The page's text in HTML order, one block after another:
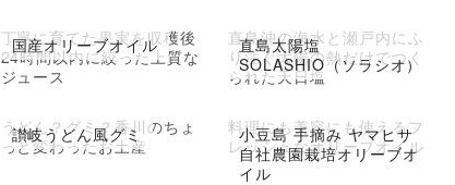
国産オリーブオイル
丁寧に育てた果実を収穫後
24時間以内に絞った上質な
ジュース
直島太陽塩
SOLASHIO（ソラシオ）
直島沖の海水と瀬戸内にふ
り注ぐ太陽の熱だけでつく
られた天日塩
讃岐うどん風グミ
うどん？グミ？香川のちょ
っと変わったお土産
小豆島 手摘み ヤマヒサ
自社農園栽培オリーブオ
イル
料理にも美容にも使えるフ
レッシュなオリーブオイル